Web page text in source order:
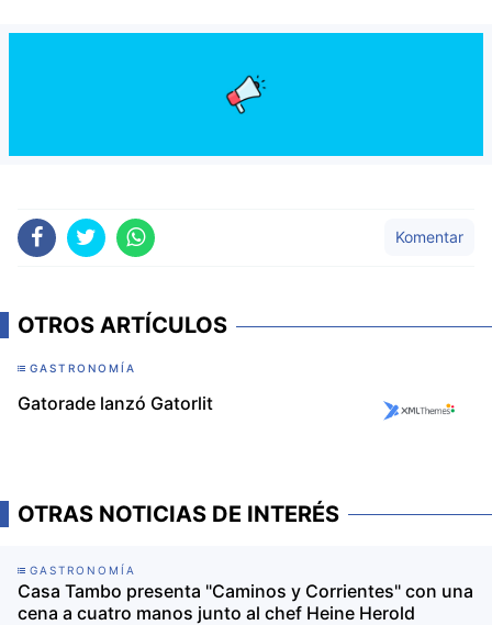
Komentar
OTROS ARTÍCULOS
GASTRONOMÍA
Gatorade lanzó Gatorlit
OTRAS NOTICIAS DE INTERÉS
GASTRONOMÍA
Casa Tambo presenta "Caminos y Corrientes" con una
cena a cuatro manos junto al chef Heine Herold